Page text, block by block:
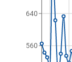
560
640